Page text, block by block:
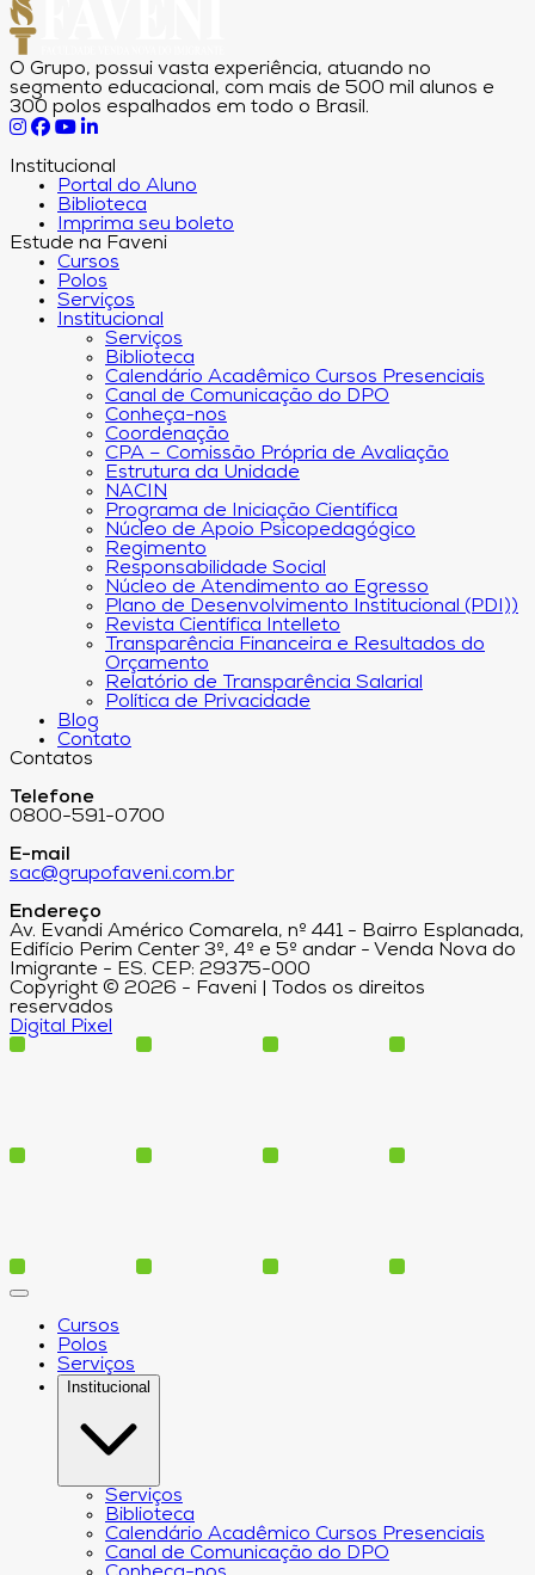
O Grupo, possui vasta experiência, atuando no
segmento educacional, com mais de 500 mil alunos e
300 polos espalhados em todo o Brasil.
Institucional
Portal do Aluno
Biblioteca
Imprima seu boleto
Estude na Faveni
Cursos
Polos
Serviços
Institucional
Serviços
Biblioteca
Calendário Acadêmico Cursos Presenciais
Canal de Comunicação do DPO
Conheça-nos
Coordenação
CPA – Comissão Própria de Avaliação
Estrutura da Unidade
NACIN
Programa de Iniciação Científica
Núcleo de Apoio Psicopedagógico
Regimento
Responsabilidade Social
Núcleo de Atendimento ao Egresso
Plano de Desenvolvimento Institucional (PDI))
Revista Científica Intelleto
Transparência Financeira e Resultados do
Orçamento
Relatório de Transparência Salarial
Política de Privacidade
Blog
Contato
Contatos
Telefone
0800-591-0700
E-mail
sac@grupofaveni.com.br
Endereço
Av. Evandi Américo Comarela, nº 441 - Bairro Esplanada,
Edifício Perim Center 3º, 4º e 5º andar - Venda Nova do
Imigrante - ES. CEP: 29375-000
Copyright © 2026 - Faveni | Todos os direitos
reservados
Digital Pixel
Cursos
Polos
Serviços
Institucional
Serviços
Biblioteca
Calendário Acadêmico Cursos Presenciais
Canal de Comunicação do DPO